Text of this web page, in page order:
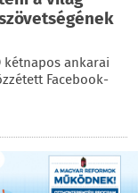
kétnapos ankarai
Facebook-